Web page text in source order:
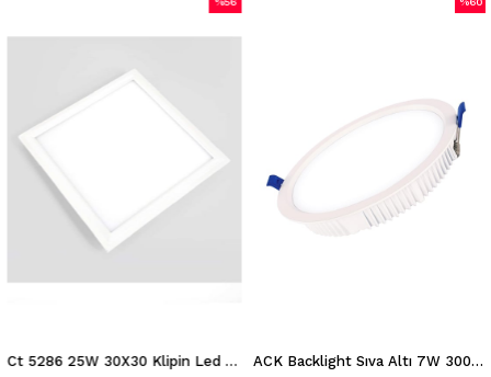
Ct 5286 25W 30X30 Klipin Led Panel Sıva Altı (Beyaz) 6400K ACK Backlight Sıva Altı 7W 3000K AD05-00700